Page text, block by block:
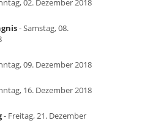
02. Dezember 2018
- Samstag, 08.
09. Dezember 2018
16. Dezember 2018
- Freitag, 21. Dezember